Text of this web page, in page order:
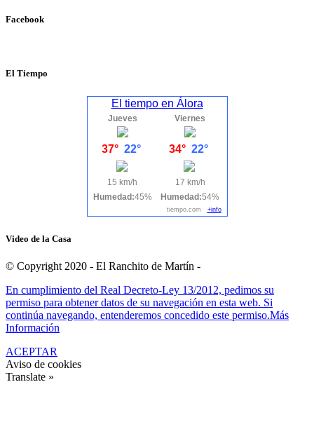
Facebook
El Tiempo
El tiempo en Álora
Jueves
37° 22°
15 km/h
Humedad:45%
Viernes
34° 22°
17 km/h
Humedad:54%
tiempo.com +info
Video de la Casa
© Copyright 2020 - El Ranchito de Martín -
En cumplimiento del Real Decreto-Ley 13/2012, pedimos su
permiso para obtener datos de su navegación en esta web. Si
continúa navegando, entenderemos concedido este permiso.Más
Información
ACEPTAR
Aviso de cookies
Translate »